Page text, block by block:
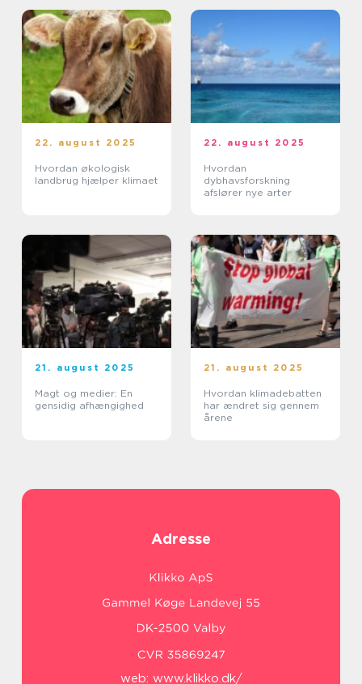
22. august 2025
Hvordan økologisk
landbrug hjælper klimaet
22. august 2025
Hvordan
dybhavsforskning
afslører nye arter
21. august 2025
Magt og medier: En
gensidig afhængighed
21. august 2025
Hvordan klimadebatten
har ændret sig gennem
årene
Adresse
web: www.klikko.dk/